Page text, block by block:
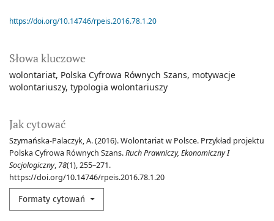
Słowa kluczowe
wolontariat Polska Cyfrowa Równych Szans motywacje
wolontariuszy typologia wolontariuszy
Jak cytować
Szymańska-Palaczyk, A. (2016). Wolontariat w Polsce. Przykład projektu
Polska Cyfrowa Równych Szans.Ruch Prawniczy, Ekonomiczny I
Socjologiczny, 78(1), 255–271.
https://doi.org/10.14746/rpeis.2016.78.1.20
Formaty cytowań
https://doi.org/10.14746/rpeis.2016.78.1.20